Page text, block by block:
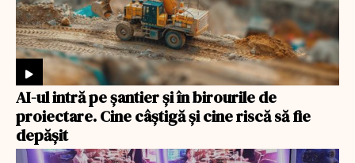
AI-ul intră pe șantier și în birourile de
proiectare. Cine câștigă și cine riscă să fie
depășit